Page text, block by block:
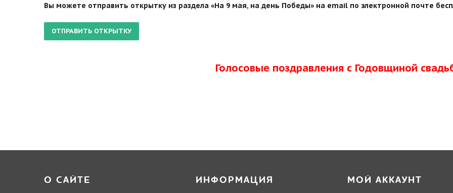
Вы можете отправить открытку из раздела «На 9 мая, на день Победы» на email по электронной почте
Голосовые поздравления с Годовщиной
О САЙТЕ ИНФОРМАЦИЯ МОЙ АККАУНТ